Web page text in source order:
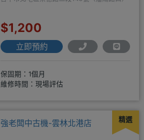
$1,200
立即預約
保固期：1個月
維修時間：現場評估
精選
強老闆中古機-雲林北港店